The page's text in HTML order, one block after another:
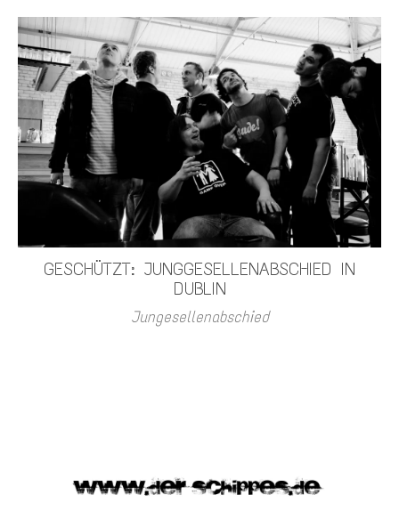
GESCHÜTZT: JUNGGESELLENABSCHIED IN
DUBLIN
Jungesellenabschied